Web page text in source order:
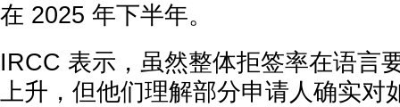
在 2025 年下半年。
IRCC 表示，虽然整体拒签率在语言
上升，但他们理解部分申请人确实对